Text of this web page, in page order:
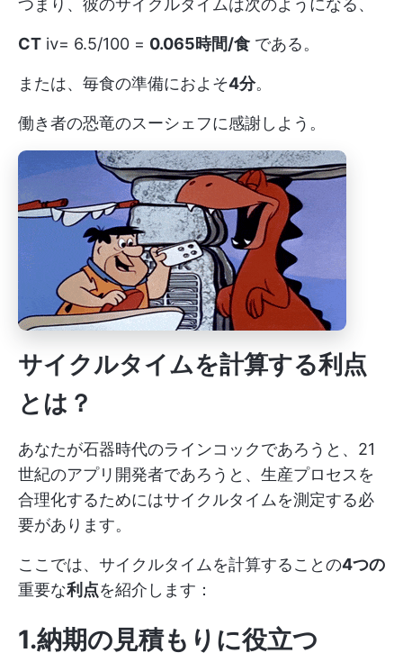
つまり、彼のサイクルタイムは次のようになる、
CT ⅳ= 6.5/100 = 0.065時間/食 である。
または、毎食の準備におよそ4分。
働き者の恐竜のスーシェフに感謝しよう。
サイクルタイムを計算する利点
とは？
あなたが石器時代のラインコックであろうと、21
世紀のアプリ開発者であろうと、生産プロセスを
合理化するためにはサイクルタイムを測定する必
要があります。
ここでは、サイクルタイムを計算することの4つの
重要な利点を紹介します：
1.納期の見積もりに役立つ